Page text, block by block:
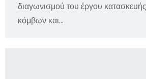
διαγωνισμού του έργου
κόμβων και…